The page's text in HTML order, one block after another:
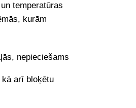
temperatūras
kurām
nepieciešams
arī bloķētu